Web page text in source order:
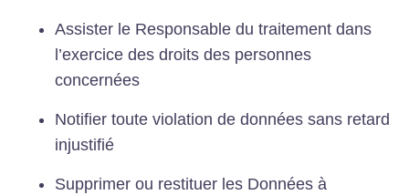
Assister le Responsable du traitement dans
l’exercice des droits des personnes
concernées
Notifier toute violation de données sans retard
injustifié
Supprimer ou restituer les Données à